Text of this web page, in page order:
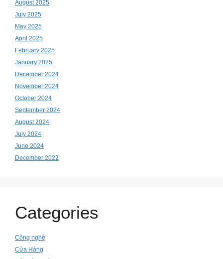
August 2025
July 2025
May 2025
April 2025
February 2025
January 2025
December 2024
November 2024
October 2024
September 2024
August 2024
July 2024
June 2024
December 2022
Categories
Công nghệ
Cửa Hàng